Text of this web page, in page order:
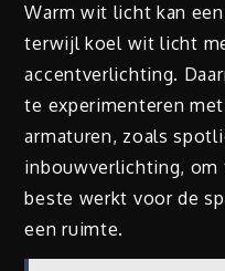
Warm wit licht kan
terwijl koel wit licht
accentverlichting.
te experimenteren
armaturen, zoals
inbouwverlichting,
beste werkt voor de
een ruimte.